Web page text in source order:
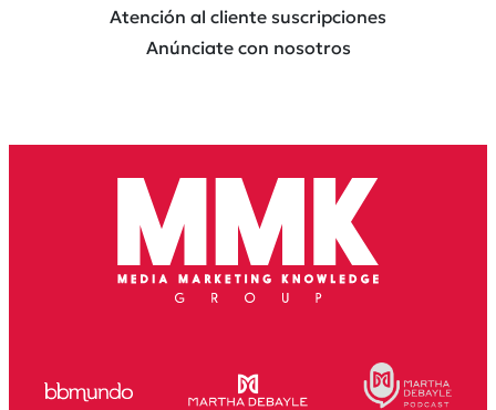
Atención al cliente suscripciones
Anúnciate con nosotros